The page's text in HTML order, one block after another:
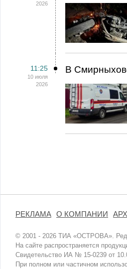
2026
11:25
10 июля
2026
В
РЕКЛАМА О КОМПАНИИ
© 2001 - 2026 ТИА «ОСТРОВА».
На сайте распространяется
Свидетельство ИА № 15-0239 от
При полном или частичном